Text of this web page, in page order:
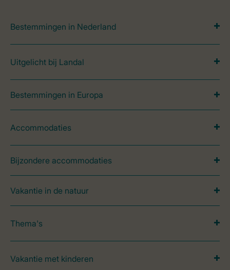
Bestemmingen in Nederland
Uitgelicht bij Landal
Bestemmingen in Europa
Accommodaties
Bijzondere accommodaties
Vakantie in de natuur
Thema's
Vakantie met kinderen